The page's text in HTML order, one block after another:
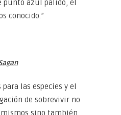
punto azul pálido, el
conocido.”
las especies y el
de sobrevivir no
sino también